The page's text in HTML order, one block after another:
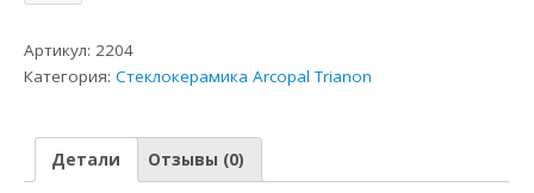
Артикул: 2204
Категория:Стеклокерамика Arcopal Trianon
Детали Отзывы (0)